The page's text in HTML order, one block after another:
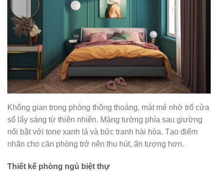
Không gian trong phòng thông thoáng, mát mẻ nhờ trổ cửa
sổ lấy sáng từ thiên nhiên. Mảng tường phía sau giường
nổi bật với tone xanh lá và bức tranh hài hòa. Tạo điểm
nhấn cho căn phòng trở nên thu hút, ấn tượng hơn.
Thiết kế phòng ngủ biệt thự